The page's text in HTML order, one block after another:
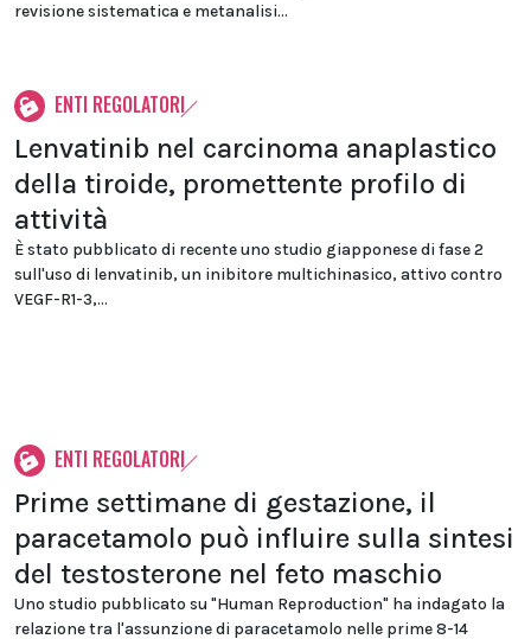
revisione sistematica e metanalisi...
ENTI REGOLATORI
Lenvatinib nel carcinoma anaplastico
della tiroide, promettente profilo di
attività
È stato pubblicato di recente uno studio giapponese di fase 2
sull'uso di lenvatinib, un inibitore multichinasico, attivo contro
VEGF-R1-3,...
ENTI REGOLATORI
Prime settimane di gestazione, il
paracetamolo può influire sulla sintesi
del testosterone nel feto maschio
Uno studio pubblicato su "Human Reproduction" ha indagato la
relazione tra l'assunzione di paracetamolo nelle prime 8-14